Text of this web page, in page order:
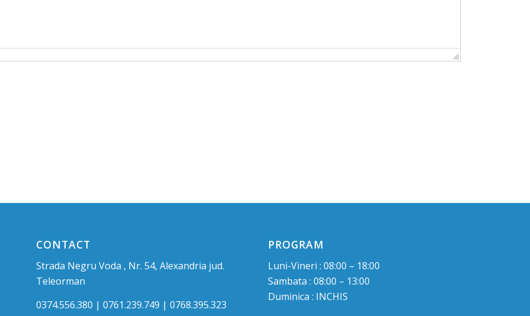
CONTACT
Strada Negru Voda , Nr. 54, Alexandria jud.
Teleorman
0374.556.380 | 0761.239.749 | 0768.395.323
PROGRAM
Luni-Vineri : 08:00 – 18:00
Sambata : 08:00 – 13:00
Duminica : INCHIS